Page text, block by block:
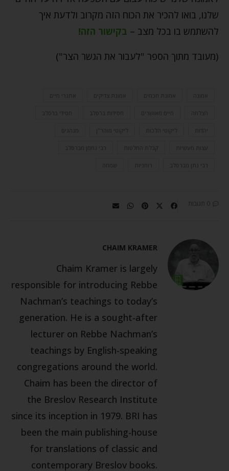
שלנו, בואו להכיר את הכוח הזה מקרוב ולדעת איך
להשתמש בו בכל מצב – בקישור הזה!
(מעובד מתוך הספר "לעבור את הגשר הצר")
אמונה אמונת חכמים אמונת צדיקים אתגרי חיים
הצלחה חיים מאושרים חסידות ברסלב חסידי ברסלב
יהדות ליקוטי הלכות ליקוטי מוהר"ן מנהגים
עצות מעשיות קבלת החלטות רבי נחמן מברסלב
רבי נתן מברסלב רוחניות שמחה
0 תגובות
CHAIM KRAMER
Chaim Kramer is largely
responsible for introducing Rebbe
Nachman’s teachings to today’s
generation. He is a sought-after
lecturer on Rebbe Nachman’s
teachings by English-speaking
congregations around the world.
Chaim has been the director of
the Breslov Research Institute
since its inception in 1979. BRI has
been the main publishing-house
for translations of classic and
contemporary Breslov books.